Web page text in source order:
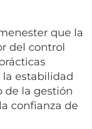
que la
del control
estabilidad
de la gestión
confianza de